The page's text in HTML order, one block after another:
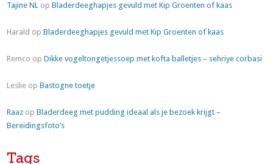
Tajine NL opBladerdeeghapjes gevuld met Kip Groenten of kaas
Harald opBladerdeeghapjes gevuld met Kip Groenten of kaas
Remco opDikke vogeltongetjessoep met kofta balletjes – sehriye corbasi
Leslie opBastogne toetje
Raaz opBladerdeeg met pudding ideaal als je bezoek krijgt –
Bereidingsfoto’s
Tags